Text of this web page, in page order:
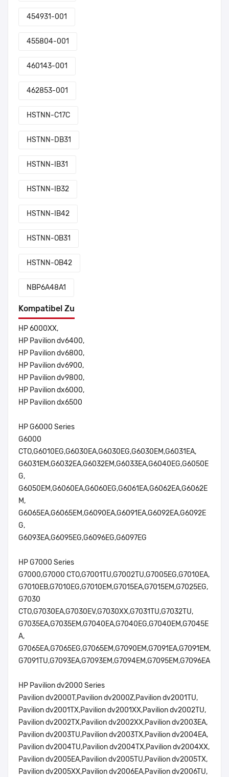
454931-001
455804-001
460143-001
462853-001
HSTNN-C17C
HSTNN-DB31
HSTNN-IB31
HSTNN-IB32
HSTNN-IB42
HSTNN-OB31
HSTNN-OB42
NBP6A48A1
Kompatibel Zu
HP 6000XX,
HP Pavilion dv6400,
HP Pavilion dv6800,
HP Pavilion dv6900,
HP Pavilion dv9800,
HP Pavilion dx6000,
HP Pavilion dx6500
HP G6000 Series
G6000
CTO,G6010EG,G6030EA,G6030EG,G6030EM,G6031EA,
G6031EM,G6032EA,G6032EM,G6033EA,G6040EG,G6050E
G,
G6050EM,G6060EA,G6060EG,G6061EA,G6062EA,G6062E
M,
G6065EA,G6065EM,G6090EA,G6091EA,G6092EA,G6092E
G,
G6093EA,G6095EG,G6096EG,G6097EG
HP G7000 Series
G7000,G7000 CTO,G7001TU,G7002TU,G7005EG,G7010EA,
G7010EB,G7010EG,G7010EM,G7015EA,G7015EM,G7025EG,
G7030
CTO,G7030EA,G7030EV,G7030XX,G7031TU,G7032TU,
G7035EA,G7035EM,G7040EA,G7040EG,G7040EM,G7045E
A,
G7065EA,G7065EG,G7065EM,G7090EM,G7091EA,G7091EM,
G7091TU,G7093EA,G7093EM,G7094EM,G7095EM,G7096EA
HP Pavilion dv2000 Series
Pavilion dv2000T,Pavilion dv2000Z,Pavilion dv2001TU,
Pavilion dv2001TX,Pavilion dv2001XX,Pavilion dv2002TU,
Pavilion dv2002TX,Pavilion dv2002XX,Pavilion dv2003EA,
Pavilion dv2003TU,Pavilion dv2003TX,Pavilion dv2004EA,
Pavilion dv2004TU,Pavilion dv2004TX,Pavilion dv2004XX,
Pavilion dv2005EA,Pavilion dv2005TU,Pavilion dv2005TX,
Pavilion dv2005XX,Pavilion dv2006EA,Pavilion dv2006TU,